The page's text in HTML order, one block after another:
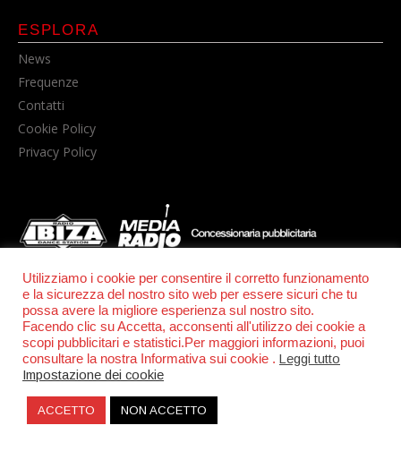
© POWER RADIO srl | C.F. e P.IVA 06157210631
ESPLORA
News
Frequenze
Contatti
Cookie Policy
Privacy Policy
Utilizziamo i cookie per consentire il corretto funzionamento
e la sicurezza del nostro sito web per essere sicuri che tu
possa avere la migliore esperienza sul nostro sito.
Facendo clic su Accetta, acconsenti all'utilizzo dei cookie a
scopi pubblicitari e statistici.Per maggiori informazioni, puoi
consultare la nostra Informativa sui cookie . Leggi tutto
Impostazione dei cookie
ACCETTO NON ACCETTO